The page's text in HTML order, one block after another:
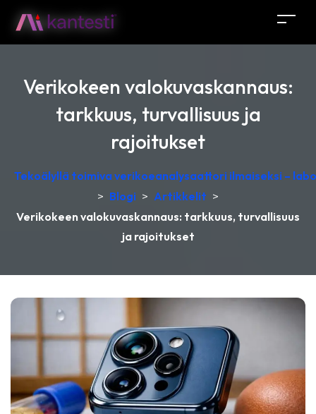
Verikokeen valokuvaskannaus:
tarkkuus, turvallisuus ja
rajoitukset
Tekoälyllä toimiva verikoeanalysaattori ilmaiseksi –
> Blogi > Artikkelit >
Verikokeen valokuvaskannaus: tarkkuus, turvallisuus
ja rajoitukset